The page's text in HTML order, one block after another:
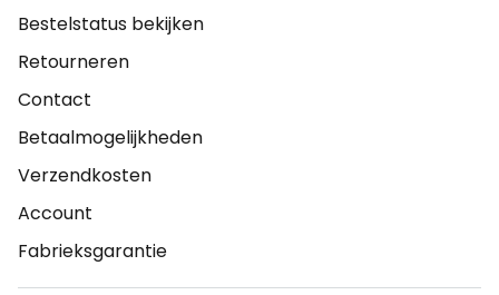
Bestelstatus bekijken
Retourneren
Contact
Betaalmogelijkheden
Verzendkosten
Account
Fabrieksgarantie